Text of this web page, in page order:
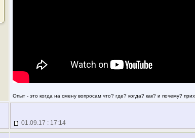
Опыт - это когда на смену вопросам что? где? когда? как? и почему?
01.09.17 : 17:14